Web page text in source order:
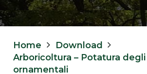
Home
Download
Arboricoltura – Potatura
ornamentali